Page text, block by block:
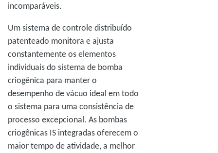
incomparáveis.
Um sistema de controle distribuído
patenteado monitora e ajusta
constantemente os elementos
individuais do sistema de bomba
criogênica para manter o
desempenho de vácuo ideal em todo
o sistema para uma consistência de
processo excepcional. As bombas
criogênicas IS integradas oferecem o
maior tempo de atividade, a melhor